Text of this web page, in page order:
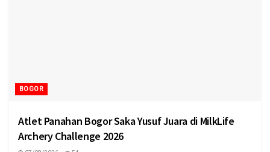
BOGOR
Atlet Panahan Bogor Saka Yusuf Juara di MilkLife
Archery Challenge 2026